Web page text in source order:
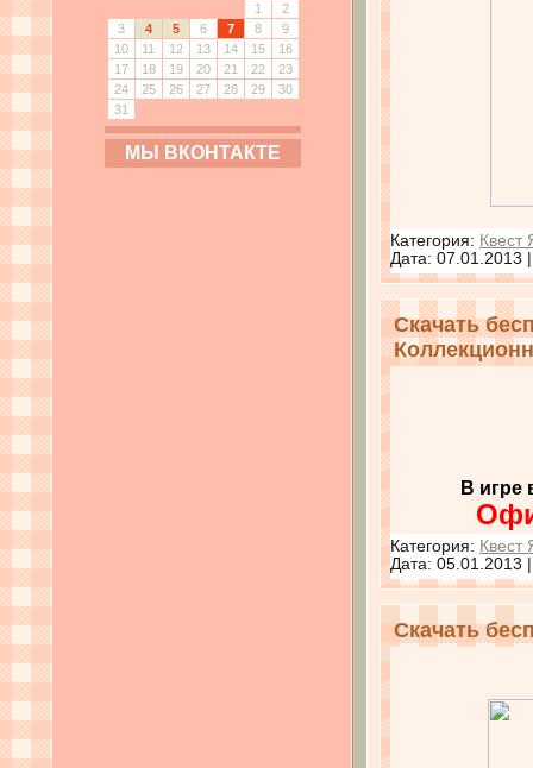
1
2
3
4 5 6 7 8
9
10
11 12 13 14 15
16
17
18 19 20 21 22
23
24
25 26 27 28 29
30
31
МЫ ВКОНТАКТЕ
Категория: Квест
Дата: 07.01.2013
Скачать
В игре
Категория: Квест
Дата: 05.01.2013
Скачать